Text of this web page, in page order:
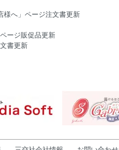
へ」ページ注文書更新
ージ販促品更新
書更新
文書更新
サービス・未着のお知らせ
サービス・商品発送終了
文書更新